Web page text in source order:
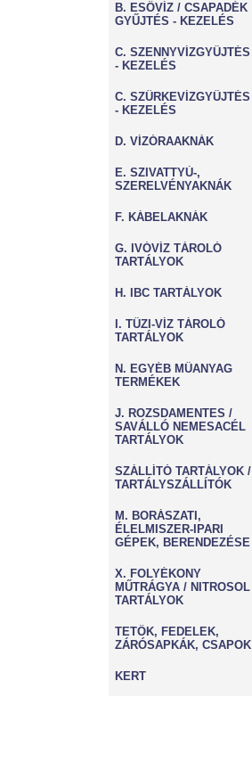
B. ESŐVÍZ / CSAPADÉK
GYŰJTÉS - KEZELÉS
C. SZENNYVÍZGYŰJTÉS
- KEZELÉS
C. SZÜRKEVÍZGYŰJTÉS
- KEZELÉS
D. VÍZÓRAAKNÁK
E. SZIVATTYÚ-,
SZERELVÉNYAKNÁK
F. KÁBELAKNÁK
G. IVÓVÍZ TÁROLÓ
TARTÁLYOK
H. IBC TARTÁLYOK
I. TŰZI-VÍZ TÁROLÓ
TARTÁLYOK
N. EGYÉB MŰANYAG
TERMÉKEK
J. ROZSDAMENTES /
SAVÁLLÓ NEMESACÉL
TARTÁLYOK
SZÁLLÍTÓ TARTÁLYOK /
TARTÁLYSZÁLLÍTÓK
M. BORÁSZATI,
ÉLELMISZER-IPARI
GÉPEK, BERENDEZÉSE
X. FOLYÉKONY
MŰTRÁGYA / NITROSOL
TARTÁLYOK
TETŐK, FEDELEK,
ZÁRÓSAPKÁK, CSAPOK
KERT